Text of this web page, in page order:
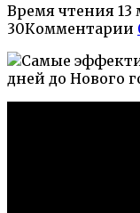
Время чтения 13
30Комментарии